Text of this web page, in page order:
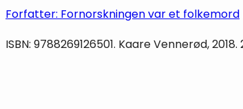
Forfatter: Fornorskningen var et folkemord
ISBN: 9788269126501. Kaare Vennerød,